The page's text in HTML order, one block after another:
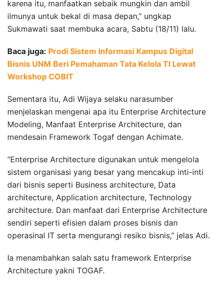
karena itu, manfaatkan sebaik mungkin dan ambil
ilmunya untuk bekal di masa depan,” ungkap
Sukmawati saat membuka acara, Sabtu (18/11) lalu.
Baca juga: Prodi Sistem Informasi Kampus Digital
Bisnis UNM Beri Pemahaman Tata Kelola TI Lewat
Workshop COBIT
Sementara itu, Adi Wijaya selaku narasumber
menjelaskan mengenai apa itu Enterprise Architecture
Modeling, Manfaat Enterprise Architecture, dan
mendesain Framework Togaf dengan Achimate.
“Enterprise Architecture digunakan untuk mengelola
sistem organisasi yang besar yang mencakup inti-inti
dari bisnis seperti Business architecture, Data
architecture, Application architecture, Technology
architecture. Dan manfaat dari Enterprise Architecture
sendiri seperti efisien dalam proses bisnis dan
operasinal IT serta mengurangi resiko bisnis,” jelas Adi.
Ia menambahkan salah satu framework Enterprise
Architecture yakni TOGAF.